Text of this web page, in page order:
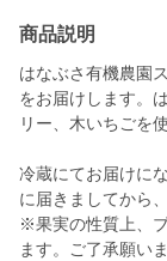
商品説明
はなぶさ有機農園
をお届けします。
リー、木いちごを
冷蔵にてお届けに
に届きましてから
※果実の性質上、
ます。ご了承願いま